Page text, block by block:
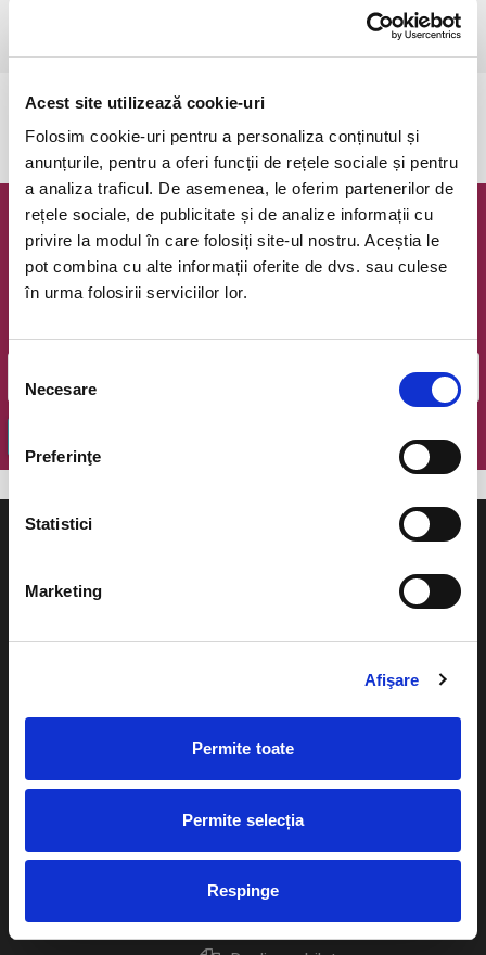
Acest site utilizează cookie-uri
Folosim cookie-uri pentru a personaliza conținutul și
anunțurile, pentru a oferi funcții de rețele sociale și pentru
a analiza traficul. De asemenea, le oferim partenerilor de
rețele sociale, de publicitate și de analize informații cu
privire la modul în care folosiți site-ul nostru. Aceștia le
pot combina cu alte informații oferite de dvs. sau culese
în urma folosirii serviciilor lor.
consimțământului
Necesare
Preferinţe
Statistici
Marketing
Afişare
Permite toate
Permite selecția
Respinge
vezi pe harta
Evenimentul a expirat.
Newsletter @ Bilete.ro
Oferte exclusive si o editie saptamanala cu cele mai noi
evenimente.
Cum comand bilete?
Plata online sau cash
Livrare prin curier
Returnare bilete
Diverse